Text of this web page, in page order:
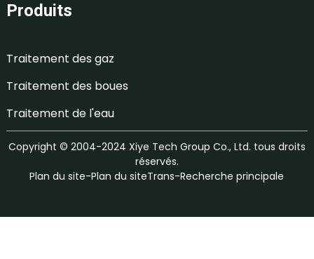
Produits
Traitement des gaz
Traitement des boues
Traitement de l'eau
Copyright © 2004-2024 Xiye Tech Group Co., Ltd. tous droits
réservés.
Plan du site-Plan du siteTrans-Recherche principale